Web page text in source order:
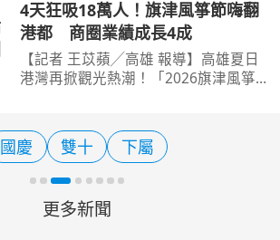
產品，並邀請合作的通路貴族世家、元
家水產與艾加咖分享滴
4天狂吸18萬人！旗津風箏節嗨翻
港都 商圈業績成長4成
【記者 王苡蘋╱高雄 報導】高雄夏日
港灣再掀觀光熱潮！「2026旗津風箏
次湧入旗津海水浴場，不僅巨型風箏、
氣墊水樂園及夜間表演吸睛
國慶 雙十 下屬
更多新聞